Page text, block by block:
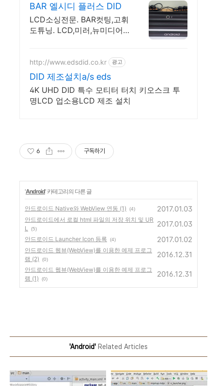
BAR 엘시디 플러스 DID
LCD소싱전문. BAR컷팅,고휘
도튜닝. LCD,미러,뉴미디어
http://www.edsdid.co.kr 광고
DID 제조설치a/s eds
4K UHD DID 특수 모티터 터치 키오스크 투
명LCD 업소용LCD 제조 설치
6 구독하기
'Android' 카테고리의 다른 글
안드로이드 Native와 WebView 연동 (1) (4) 2017.01.03
안드로이드에서 로컬 html 파일의 저장 위치 및 UR
L
(5)
2017.01.03
안드로이드 Launcher Icon 등록 (4) 2017.01.02
안드로이드 웹뷰(WebView)를 이용한 예제 프로그
램 (2)
(0)
2016.12.31
안드로이드 웹뷰(WebView)를 이용한 예제 프로그
램 (1)
(0)
2016.12.31
'Android' Related Articles